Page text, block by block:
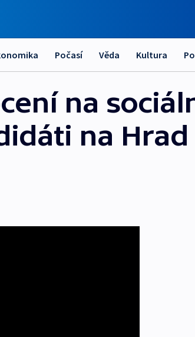
Počasí Věda Kultura
na
na